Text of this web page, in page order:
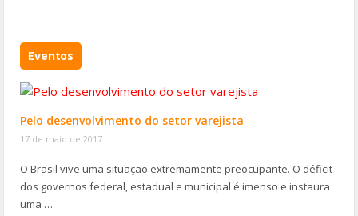
Eventos
Pelo desenvolvimento do setor varejista
17 de maio de 2017
O Brasil vive uma situação extremamente preocupante. O déficit
dos governos federal, estadual e municipal é imenso e instaura
uma …